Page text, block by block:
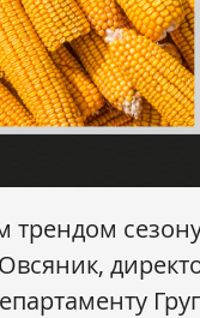
трендом